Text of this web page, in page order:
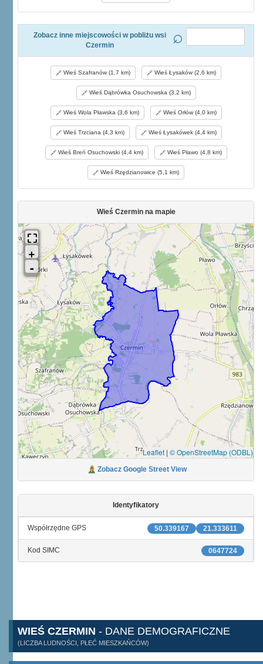
Zobacz inne miejscowości w pobliżu wsi
Czermin
Wieś Szafranów (1,7 km) Wieś Łysaków (2,6 km)
Wieś Dąbrówka Osuchowska (3,2 km)
Wieś Wola Pławska (3,6 km) Wieś Orłów (4,0 km)
Wieś Trzciana (4,3 km) Wieś Łysakówek (4,4 km)
Wieś Breń Osuchowski (4,4 km) Wieś Pławo (4,8 km)
Wieś Rzędzianowice (5,1 km)
Wieś Czermin na mapie
Leaflet | © OpenStreetMap (ODBL)
Zobacz Google Street View
Identyfikatory
21.333611
50.339167
Współrzędne GPS
0647724
Kod SIMC
WIEŚ CZERMIN - DANE DEMOGRAFICZNE
(LICZBA LUDNOŚCI, PŁEĆ MIESZKAŃCÓW)